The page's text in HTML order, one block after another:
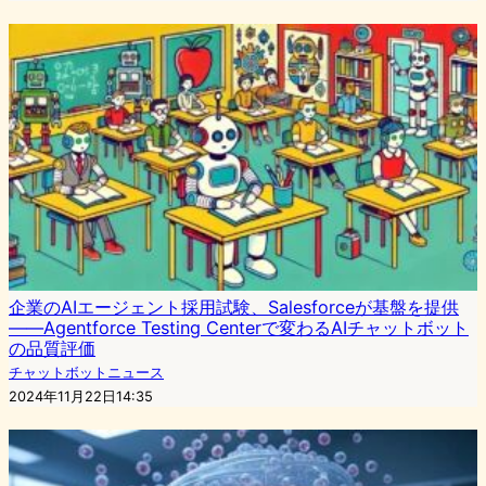
企業のAIエージェント採用試験、Salesforceが基盤を提供
――Agentforce Testing Centerで変わるAIチャットボット
の品質評価
チャットボットニュース
2024年11月22日14:35